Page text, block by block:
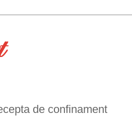
de confinament